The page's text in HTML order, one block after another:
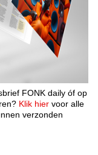
FONK daily óf op
Klik hier voor alle
verzonden